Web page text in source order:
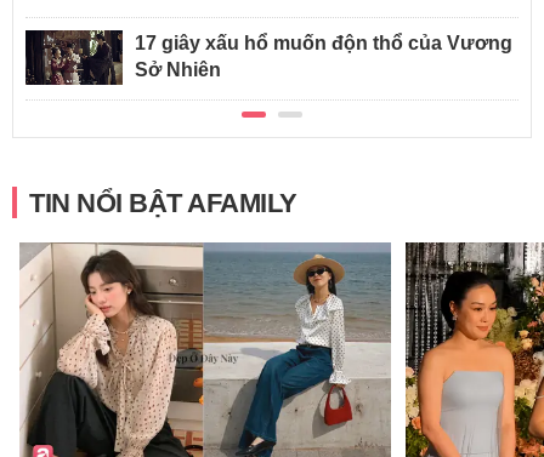
17 giây xấu hổ muốn độn thổ của Vương
Sở Nhiên
TIN NỔI BẬT AFAMILY